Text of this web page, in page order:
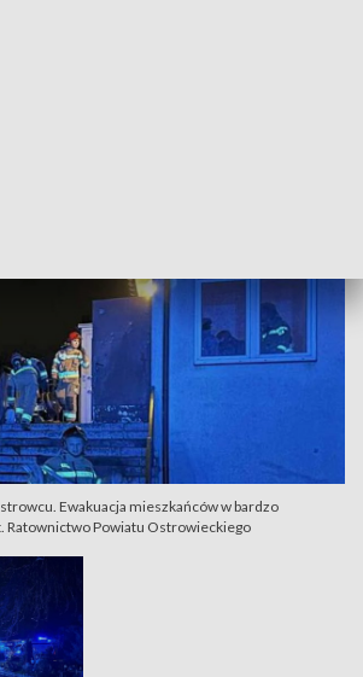
Ewakuacja mieszkańców w bardzo
Ratownictwo Powiatu Ostrowieckiego